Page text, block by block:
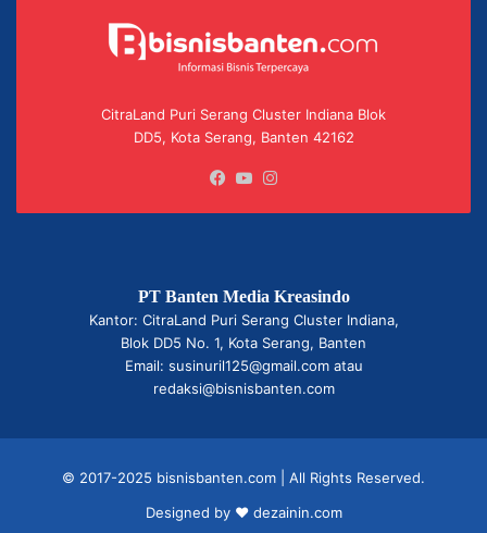
CitraLand Puri Serang Cluster Indiana Blok
DD5, Kota Serang, Banten 42162
Facebook
YouTube
PT Banten Media Kreasindo
Kantor: CitraLand Puri Serang Cluster Indiana,
Blok DD5 No. 1, Kota Serang, Banten
Email: susinuril125@gmail.com atau
redaksi@bisnisbanten.com
© 2017-2025 bisnisbanten.com | All Rights Reserved.
Designed by ❤ dezainin.com